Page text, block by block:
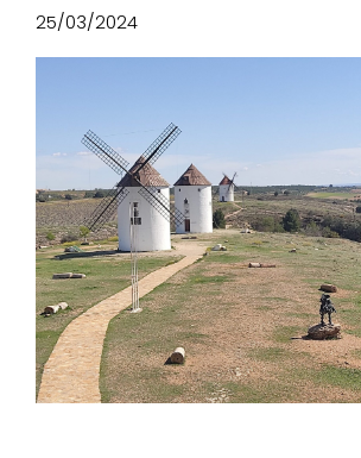
Recursos
Perfil del contractant
25/03/2024